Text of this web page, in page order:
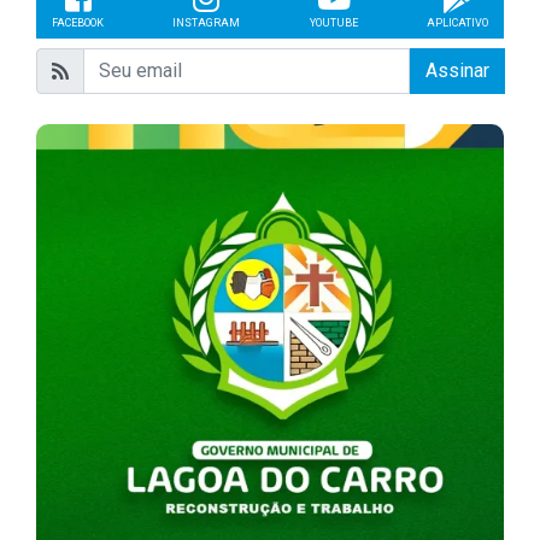
FACEBOOK INSTAGRAM YOUTUBE APLICATIVO
Assinar